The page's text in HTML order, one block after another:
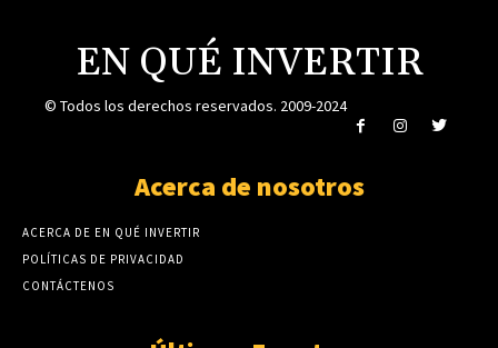
EN QUÉ INVERTIR
© Todos los derechos reservados. 2009-2024
Acerca de nosotros
ACERCA DE EN QUÉ INVERTIR
POLÍTICAS DE PRIVACIDAD
CONTÁCTENOS